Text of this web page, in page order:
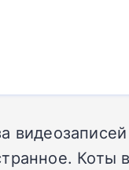
видеозаписей
Коты